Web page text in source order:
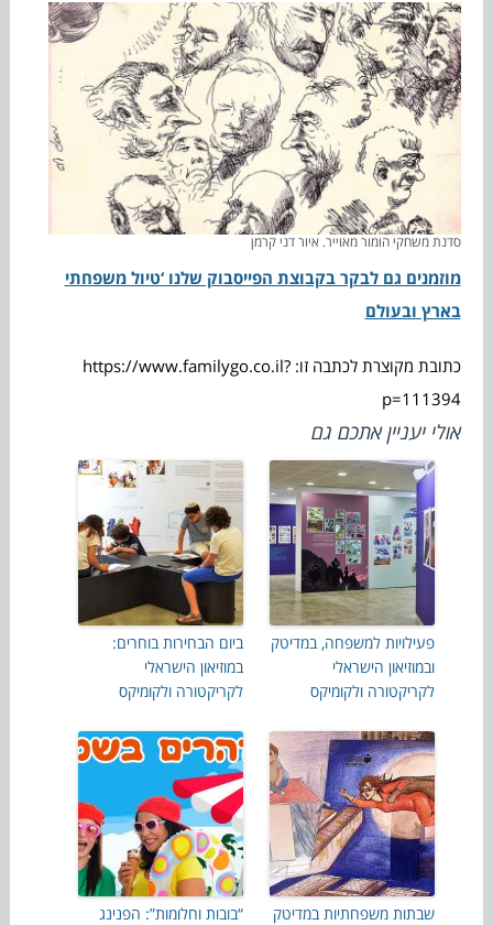
סדנת משחקי הומור מאוייר. איור דני קרמן
מוזמנים גם לבקר בקבוצת הפייסבוק שלנו ‘טיול משפחתי
בארץ ובעולם
כתובת מקוצרת לכתבה זו: https://www.familygo.co.il?
p=111394
אולי יעניין אתכם גם
פעילויות למשפחה, במדיטק
ובמוזיאון הישראלי
לקריקטורה ולקומיקס
ביום הבחירות בוחרים:
במוזיאון הישראלי
לקריקטורה ולקומיקס
שבתות משפחתיות במדיטק
“בובות וחלומות”: הפנינג